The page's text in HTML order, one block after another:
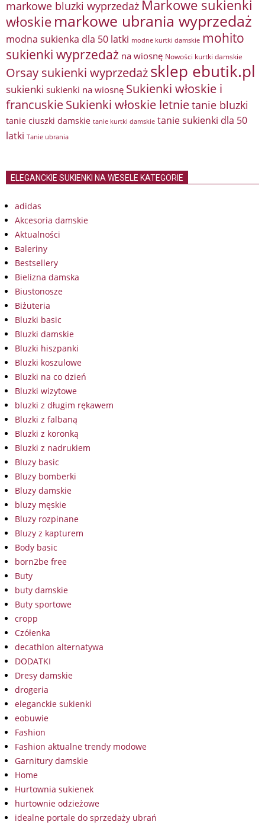
markowe bluzki wyprzedaż Markowe sukienki
włoskie markowe ubrania wyprzedaż
modna sukienka dla 50 latki modne kurtki damskie mohito
sukienki wyprzedaż na wiosnę Nowości kurtki damskie
Orsay sukienki wyprzedażsklep ebutik.pl
sukienki sukienki na wiosnę Sukienki włoskie i
francuskieSukienki włoskie letnietanie bluzki
tanie ciuszki damskie tanie kurtki damskie tanie sukienki dla 50
latki Tanie ubrania
ELEGANCKIE SUKIENKI NA WESELE KATEGORIE
adidas
Akcesoria damskie
Aktualności
Baleriny
Bestsellery
Bielizna damska
Biustonosze
Biżuteria
Bluzki basic
Bluzki damskie
Bluzki hiszpanki
Bluzki koszulowe
Bluzki na co dzień
Bluzki wizytowe
bluzki z długim rękawem
Bluzki z falbaną
Bluzki z koronką
Bluzki z nadrukiem
Bluzy basic
Bluzy bomberki
Bluzy damskie
bluzy męskie
Bluzy rozpinane
Bluzy z kapturem
Body basic
born2be free
Buty
buty damskie
Buty sportowe
cropp
Czółenka
decathlon alternatywa
DODATKI
Dresy damskie
drogeria
eleganckie sukienki
eobuwie
Fashion
Fashion aktualne trendy modowe
Garnitury damskie
Home
Hurtownia sukienek
hurtownie odzieżowe
idealne portale do sprzedaży ubrań